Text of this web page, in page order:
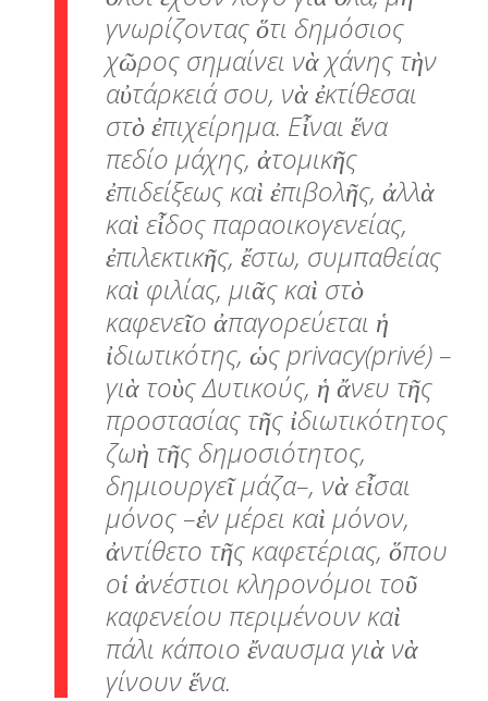
γνωρίζοντας ὅτι δημόσιος
χῶρος σημαίνει νὰ χάνης τὴν
αὐτάρκειά σου, νὰ ἐκτίθεσαι
στὸ ἐπιχείρημα. Εἶναι ἕνα
πεδίο μάχης, ἀτομικῆς
ἐπιδείξεως καὶ ἐπιβολῆς, ἀλλὰ
καὶ εἶδος παραοικογενείας,
ἐπιλεκτικῆς, ἔστω, συμπαθείας
καὶ φιλίας, μιᾶς καὶ στὸ
καφενεῖο ἀπαγορεύεται ἡ
ἰδιωτικότης, ὡς privacy(privé) –
γιὰ τοὺς Δυτικούς, ἡ ἄνευ τῆς
προστασίας τῆς ἰδιωτικότητος
ζωὴ τῆς δημοσιότητος,
δημιουργεῖ μάζα–, νὰ εἶσαι
μόνος –ἐν μέρει καὶ μόνον,
ἀντίθετο τῆς καφετέριας, ὅπου
οἱ ἀνέστιοι κληρονόμοι τοῦ
καφενείου περιμένουν καὶ
πάλι κάποιο ἔναυσμα γιὰ νὰ
γίνουν ἕνα.